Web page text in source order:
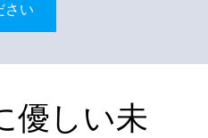
さい
優しい未